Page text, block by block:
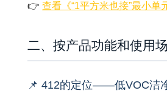
👉查看《“1平方米也接”最小单
二、按产品功能和使用
📌 412的定位——低VOC洁